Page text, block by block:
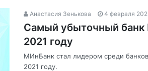
Анастасия Зенькова 4 февраля
Cамый убыточный банк
2021 году
МИнБанк стал лидером среди
2021 году.